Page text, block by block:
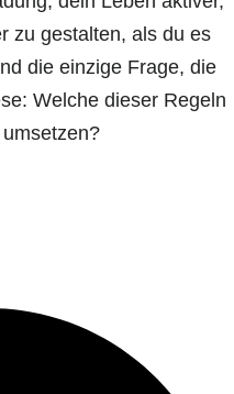
zu gestalten, als du es
die einzige Frage, die
Welche dieser Regeln